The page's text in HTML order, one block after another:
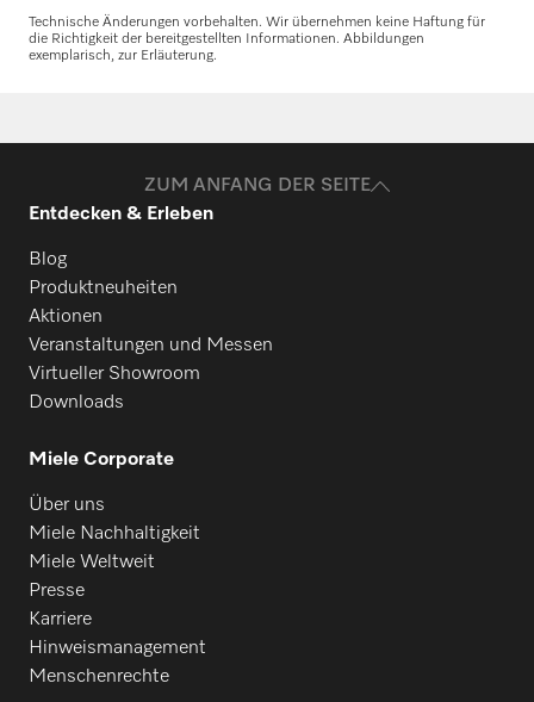
Ersatzteile anfragen
Technische Änderungen vorbehalten. Wir übernehmen keine Haftung für
die Richtigkeit der bereitgestellten Informationen. Abbildungen
exemplarisch, zur Erläuterung.
ZUM ANFANG DER SEITE
Entdecken & Erleben
Blog
Produktneuheiten
Aktionen
Veranstaltungen und Messen
Virtueller Showroom
Downloads
Miele Corporate
Über uns
Miele Nachhaltigkeit
Miele Weltweit
Presse
Karriere
Hinweismanagement
Menschenrechte